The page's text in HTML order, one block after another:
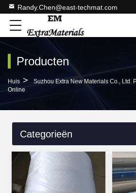
Randy.Chen@east-techmat.com
Producten
Huis >
Suzhou Extra New Materials Co., Ltd.
Online
Categorieën